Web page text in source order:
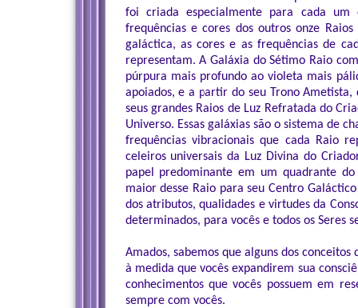
foi criada especialmente para cada um
frequências e cores dos outros onze
galáctica, as cores e as frequências de
representam. A Galáxia do Sétimo Raio
púrpura mais profundo ao violeta mais
apoiados, e a partir do seu Trono
seus grandes Raios de Luz Refratada do
Universo. Essas galáxias são o sistema de
frequências vibracionais que cada Raio
celeiros universais da Luz Divina do
papel predominante em um quadrante
maior desse Raio para seu Centro
dos atributos, qualidades e virtudes da
determinados, para vocês e todos os Seres
Amados, sabemos que alguns dos
à medida que vocês expandirem sua
conhecimentos que vocês possuem em
sempre com vocês.